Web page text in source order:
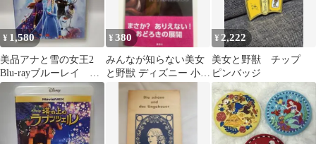
¥ 1,580
美品アナと雪の女王2
Blu-rayブルーレイ デ
ィズニーアニメスタジ
オジブリ
¥380
みんなが知らない美女
と野獣 ディズニー 小説
¥ 2,222
美女と野獣 チップ
ピンバッジ